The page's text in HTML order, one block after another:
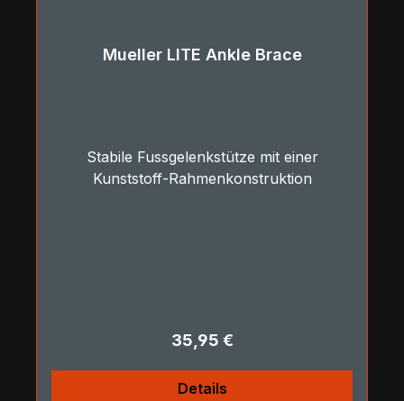
Mueller LITE Ankle Brace
Stabile Fussgelenkstütze mit einer
Kunststoff-Rahmenkonstruktion
Regulärer Preis:
35,95 €
Details